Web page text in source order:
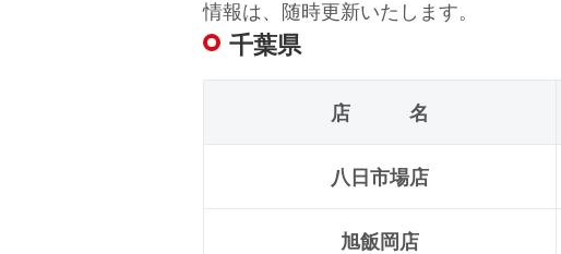
情報は、随時更新いたしま
千葉県
店 名
八日市場店
旭飯岡店